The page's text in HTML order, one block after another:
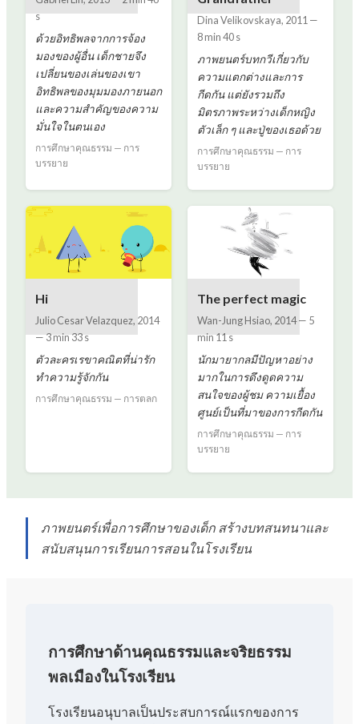
s
ด้วยอิทธิพลจากการจ้อง
มองของผู้อื่น เด็กชายจึง
เปลี่ยนของเล่นของเขา
อิทธิพลของมุมมองภายนอก
และความสำคัญของความ
มั่นใจในตนเอง
การศึกษาคุณธรรม — การ
บรรยาย
Dina Velikovskaya, 2011 —
8 min 40 s
ภาพยนตร์บทกวีเกี่ยวกับ
ความแตกต่างและการ
กีดกัน แต่ยังรวมถึง
มิตรภาพระหว่างเด็กหญิง
ตัวเล็ก ๆ และปู่ของเธอด้วย
การศึกษาคุณธรรม — การ
บรรยาย
Hi
Julio Cesar Velazquez, 2014
—3 min 33 s
ตัวละครเรขาคณิตที่น่ารัก
ทำความรู้จักกัน
การศึกษาคุณธรรม — การตลก
The perfect magic
Wan-Jung Hsiao, 2014— 5
min 11 s
นักมายากลมีปัญหาอย่าง
มากในการดึงดูดความ
สนใจของผู้ชม ความเยื้อง
ศูนย์เป็นที่มาของการกีดกัน
การศึกษาคุณธรรม — การ
บรรยาย
ภาพยนตร์เพื่อการศึกษาของเด็ก สร้างบทสนทนาและ
สนับสนุนการเรียนการสอนในโรงเรียน
การศึกษาด้านคุณธรรมและจริยธรรม
พลเมืองในโรงเรียน
โรงเรียนอนุบาลเป็นประสบการณ์แรกของการ